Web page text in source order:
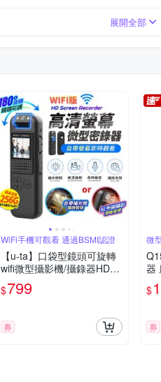
展開全部
WiFi手機可觀看 通過BSMI認證
【u-ta】口袋型鏡頭可旋轉
wifi微型攝影機/攝錄器HD9S
(WiFi版 1080P 白光全彩 紅
外線夜視 可選)
$799
券
微
器
$
券